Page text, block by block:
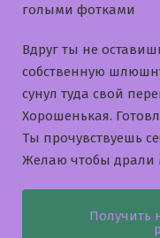
голыми фотками
Вдруг ты не
собственную
сунул туда свой
Хорошенькая.
Ты прочувствуешь
Желаю чтобы драли
Получить